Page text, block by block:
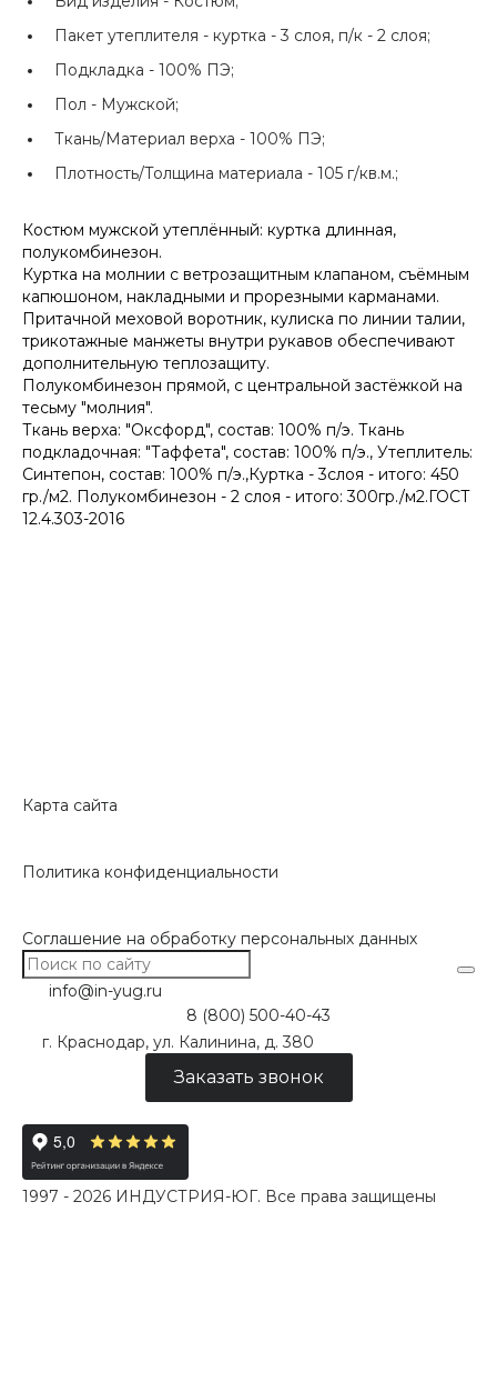
Пакет утеплителя - куртка - 3 слоя, п/к - 2 слоя;
Подкладка - 100% ПЭ;
Пол - Мужской;
Ткань/Материал верха - 100% ПЭ;
Плотность/Толщина материала - 105 г/кв.м.;
Костюм мужской утеплённый: куртка длинная,
полукомбинезон.
Куртка на молнии с ветрозащитным клапаном, съёмным
капюшоном, накладными и прорезными карманами.
Притачной меховой воротник, кулиска по линии талии,
трикотажные манжеты внутри рукавов обеспечивают
дополнительную теплозащиту.
Полукомбинезон прямой, с центральной застёжкой на
тесьму "молния".
Ткань верха: "Оксфорд", состав: 100% п/э. Ткань
подкладочная: "Таффета", состав: 100% п/э., Утеплитель:
Синтепон, состав: 100% п/э.,Куртка - 3слоя - итого: 450
гр./м2. Полукомбинезон - 2 слоя - итого: 300гр./м2.ГОСТ
12.4.303-2016
Карта сайта
Политика конфиденциальности
Соглашение на обработку персональных данных
info@in-yug.ru
8 (800) 500-40-43
г. Краснодар, ул. Калинина, д. 380
Заказать звонок
1997 - 2026 ИНДУСТРИЯ-ЮГ. Все права защищены